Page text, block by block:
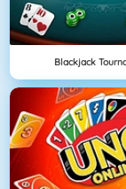
Blackjack